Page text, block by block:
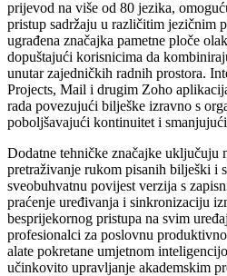
prijevod na više od 80 jezika,
pristup sadržaju u različitim jezičnim
ugrađena značajka pametne ploče
dopuštajući korisnicima da
unutar zajedničkih radnih prostora.
Projects, Mail i drugim Zoho
rada povezujući bilješke izravno s
poboljšavajući kontinuitet i
Dodatne tehničke značajke uključuju
pretraživanje rukom pisanih bilješki i
sveobuhvatnu povijest verzija s
praćenje uređivanja i sinkronizaciju
besprijekornog pristupa na svim
profesionalci za poslovnu
alate pokretane umjetnom
učinkovito upravljanje akademskim